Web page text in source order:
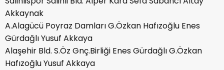
Akkaynak
A.Alagücü Poyraz Damları G.Özkan Hafızoğlu Enes
Gürdağlı Yusuf Akkaya
Alaşehir Bld. S.Öz Gnç.Birliği Enes Gürdağlı G.Özkan
Hafızoğlu Yusuf Akkaya